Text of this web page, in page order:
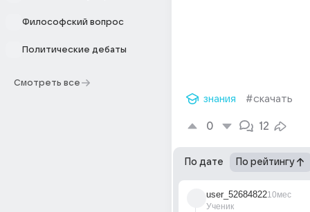
Философский вопрос
Политические дебаты
Смотреть все
знания #скачать
0 12
По дате По рейтингу
user_52684822
Ученик
10мес